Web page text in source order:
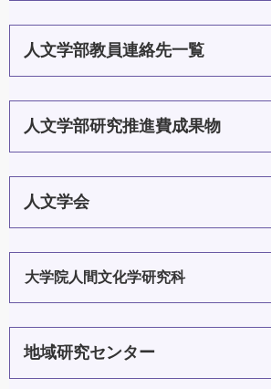
人文学部教員連絡先一覧
人文学部研究推進費成果物
人文学会
大学院人間文化学研究科
地域研究センター